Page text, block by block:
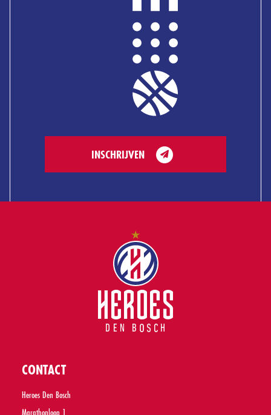
INSCHRIJVEN
CONTACT
Heroes Den Bosch
Marathonloop 1